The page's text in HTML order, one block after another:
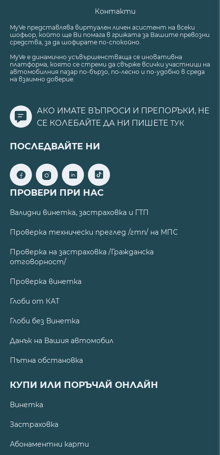
Контакти
MyVe представлява виртуален личен асистент на всеки
шофьор, който ще Ви помага в грижата за Вашите превозни
средства, за да шофирате по-спокойно.
MyVe е динамично усъвършенстваща се иновативна
платформа, която се стреми да свърже всички участници на
автомобилния пазар по-бързо, по-лесно и по-удобно в среда
на взаимно доверие.
АКО ИМАТЕ ВЪПРОСИ И ПРЕПОРЪКИ, НЕ
СЕ КОЛЕБАЙТЕ ДА НИ ПИШЕТЕ ТУК
ПОСЛЕДВАЙТЕ НИ
ПРОВЕРИ ПРИ НАС
Валидни винетка, застраховка и ГТП
Проверка технически преглед /гтп/ на МПС
Проверка на застраховка /Гражданска
отговорност/
Проверка винетка
Глоби от КАТ
Глоби без Винетка
Данък на Вашия автомобил
Пътна обстановка
КУПИ ИЛИ ПОРЪЧАЙ ОНЛАЙН
Винетка
Застраховка
Абонаментни карти